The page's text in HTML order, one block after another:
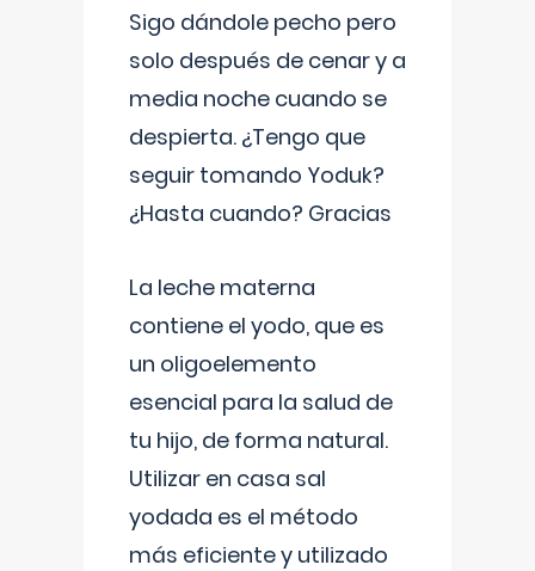
Sigo dándole pecho pero
solo después de cenar y a
media noche cuando se
despierta. ¿Tengo que
seguir tomando Yoduk?
¿Hasta cuando? Gracias
La leche materna
contiene el yodo, que es
un oligoelemento
esencial para la salud de
tu hijo, de forma natural.
Utilizar en casa sal
yodada es el método
más eficiente y utilizado